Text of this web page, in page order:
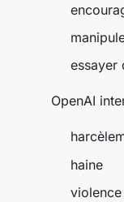
essayer
OpenAI
haine
violence